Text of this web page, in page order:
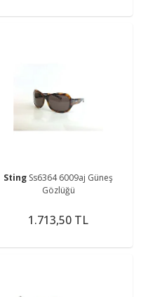
Sting Ss6364 6009aj Güneş
Gözlüğü
1.713,50 TL